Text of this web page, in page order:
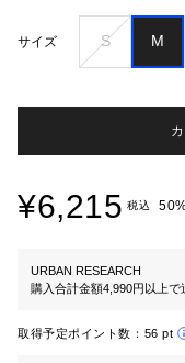
サイズ S M
¥6,215 税込
URBAN RESEARCH
購入合計金額4,990円以上で
取得予定ポイント数： 56 pt